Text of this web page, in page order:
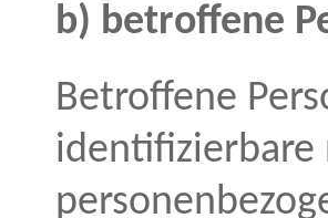
b) betroffene
Betroffene
identifizierbare